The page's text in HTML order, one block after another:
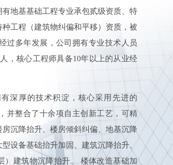
地基基础工程专业承包贰级资质、特
工程（建筑物纠偏和平移）资质，被
过多年发展，公司拥有专业技术人员
，核心工程师具备10年以上的从业经
深厚的技术积淀，核心采用先进的
并整合了十余项自主创新工艺，可精
沉降抬升、楼房倾斜纠偏、地基沉降
设备基础抬升加固、建筑沉降抬升、
）建筑物沉降抬升、 楼体改造基础加